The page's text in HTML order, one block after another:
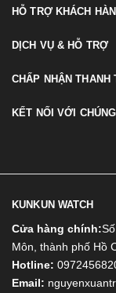
HỖ TRỢ KHÁCH
DỊCH VỤ & HỖ TRỢ
CHẤP NHẬN THANH
KẾT NỐI VỚI
KUNKUN WATCH
Cửa hàng chính:
Môn, thành phố Hồ
Hotline:
Email: